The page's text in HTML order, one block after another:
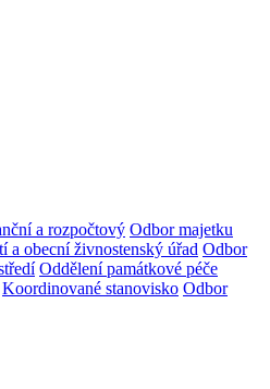
a rozpočtový Odbor majetku
a obecní živnostenský úřad Odbor
Oddělení památkové péče
Koordinované stanovisko Odbor